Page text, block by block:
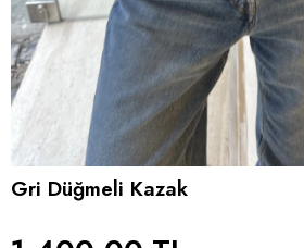
Gri Düğmeli Kazak